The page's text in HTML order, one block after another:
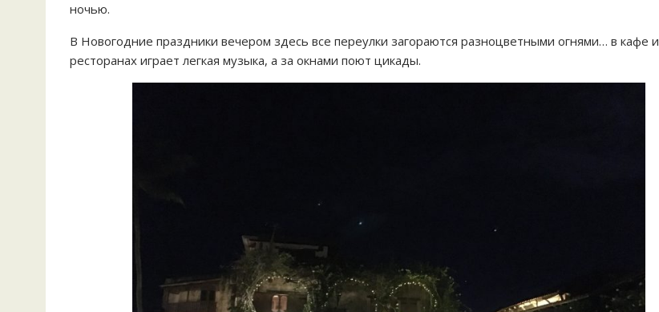
ночью.
В Новогодние праздники вечером здесь все переулки загораются разноцветными огнями… в кафе и
ресторанах играет легкая музыка, а за окнами поют цикады.